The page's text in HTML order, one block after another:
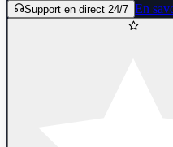
Support en direct 24/7 En